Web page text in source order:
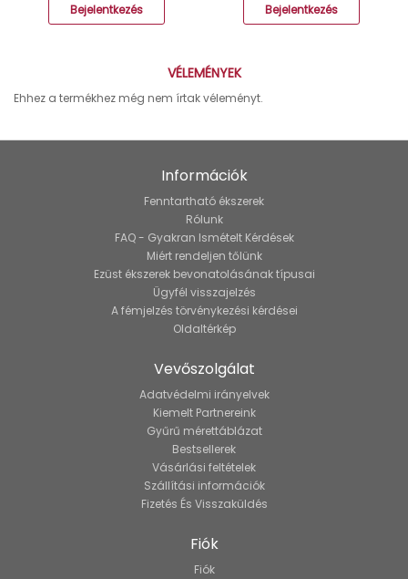
Bejelentkezés Bejelentkezés
VÉLEMÉNYEK
Ehhez a termékhez még nem írtak véleményt.
Információk
Fenntartható ékszerek
Rólunk
FAQ - Gyakran Ismételt Kérdések
Miért rendeljen tőlünk
Ezüst ékszerek bevonatolásának típusai
Ügyfél visszajelzés
A fémjelzés törvénykezési kérdései
Oldaltérkép
Vevőszolgálat
Adatvédelmi irányelvek
Kiemelt Partnereink
Gyűrű mérettáblázat
Bestsellerek
Vásárlási feltételek
Szállítási információk
Fizetés És Visszaküldés
Fiók
Fiók